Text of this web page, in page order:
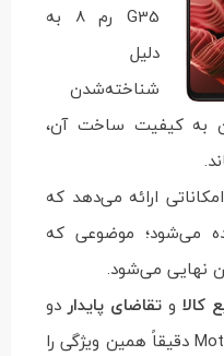
G35 رم 8 به
دلیل
شناخته‌شدن
به کیفیت ساخت آن،
ارائه می‌دهد که
می‌شود؛ موضوعی که
نهایی می‌شود.
کالا و تقاضای پایدار دو
عامل کلیدی هستند. Moto G35 5G دقیقاً همین ویژگی را